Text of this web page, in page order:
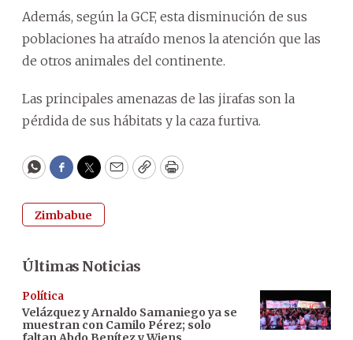
Además, según la GCF, esta disminución de sus
poblaciones ha atraído menos la atención que las
de otros animales del continente.
Las principales amenazas de las jirafas son la
pérdida de sus hábitats y la caza furtiva.
WhatsApp
Facebook
Twitter
EmailCopyPrint
Zimbabue
Últimas Noticias
Política
Velázquez y Arnaldo Samaniego ya se
muestran con Camilo Pérez; solo